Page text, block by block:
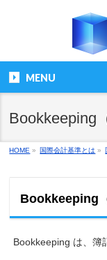
MENU
Bookkeeping
HOME » 国際会計基準とは »
Bookkeeping
Bookkeeping は、簿